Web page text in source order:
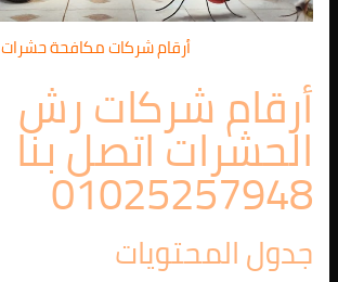
أرقام شركات مكافحة حشرات
أرقام شركات رش
الحشرات اتصل بنا
01025257948
جدول المحتويات